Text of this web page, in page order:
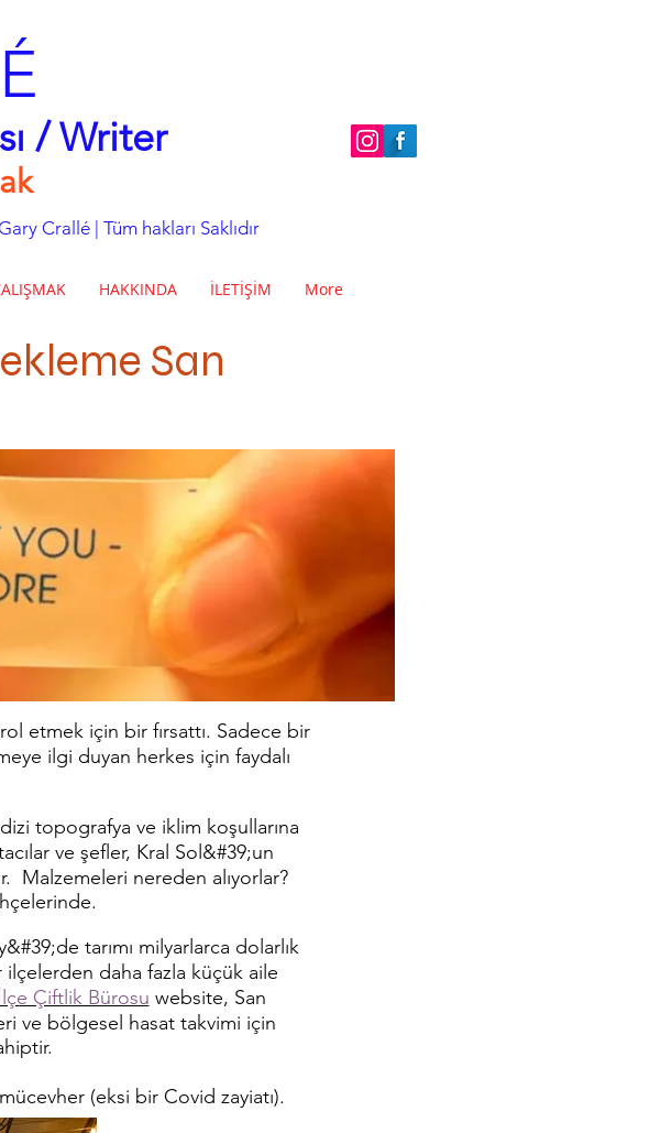
/ Writer
Crallé | Tüm hakları Saklıdır
HAKKINDA İLETİŞİM More
San
etmek için bir fırsattı. Sadece bir
ilgi duyan herkes için faydalı
topografya ve iklim koşullarına
ve şefler, Kral Sol&#39;un
Malzemeleri nereden alıyorlar?
tarımı milyarlarca dolarlık
daha fazla küçük aile
Çiftlik Bürosu website, San
ve bölgesel hasat takvimi için
(eksi bir Covid zayiatı).